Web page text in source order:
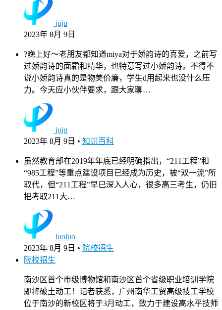
juju
2023年 8月 9日
?晚上好～老朋友都知道miya对于娇韵诗的喜爱，之前写
过娇韵诗的面霜和精华，也特意写过小娇韵诗。不得不
说小娇韵诗真的是物美价廉，学生d用起来也没什么压
力。今天应小伙伴要求，跟大家聊…
juju
2023年 8月 9日 • 知识百科
虽然教育部在2019年年底已经明确指出，“211工程”和
“985工程”等重点建设项目已经成为历史，被“双一流”所
取代，但“211工程”早已深入人心，很多高三考生，仍旧
把考取211大…
luoluo
2023年 8月 9日 • 院校招生
院校招生
南沙区首个市级博物馆和南沙区首个省级职业培训学院
即将破土动工！记者获悉，广州南华工贸高级技工学校
位于南沙的新校区将于3月动工，致力于建设高水平技师